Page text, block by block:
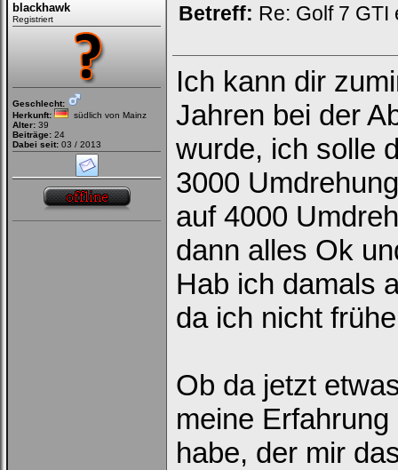
Bei jedem Besuch
automatisch einloggen.
Onlinestatus verstecken.
Ich habe mein Passwort
vergessen | Registrieren
blackhawk
Registriert
Geschlecht:
Herkunft:
südlich von Mainz
Alter: 39
Beiträge: 24
Dabei seit: 03 / 2013
Betreff: Re: Golf 7
Ich kann dir
Jahren bei der
wurde, ich solle
3000
auf 4000
dann alles Ok
Hab ich damals
da ich nicht
Ob da jetzt
meine
habe, der mir